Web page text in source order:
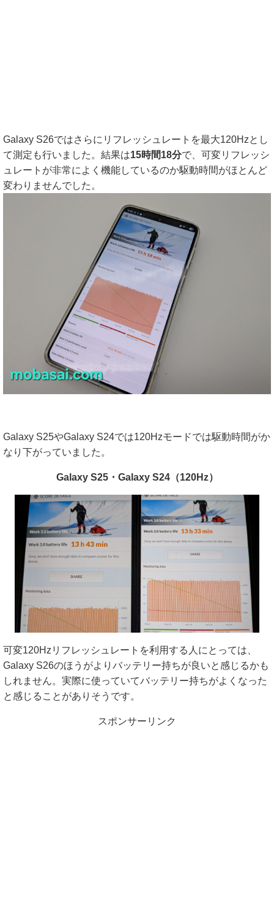
Galaxy S26ではさらにリフレッシュレートを最大120Hzとし
て測定も行いました。結果は15時間18分で、可変リフレッシ
ュレートが非常によく機能しているのか駆動時間がほとんど
変わりませんでした。
Galaxy S25やGalaxy S24では120Hzモードでは駆動時間がか
なり下がっていました。
Galaxy S25・Galaxy S24（120Hz）
可変120Hzリフレッシュレートを利用する人にとっては、
Galaxy S26のほうがよりバッテリー持ちが良いと感じるかも
しれません。実際に使っていてバッテリー持ちがよくなった
と感じることがありそうです。
スポンサーリンク